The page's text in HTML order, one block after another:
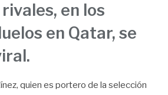
en los
en Qatar, se
quien es portero de la selección